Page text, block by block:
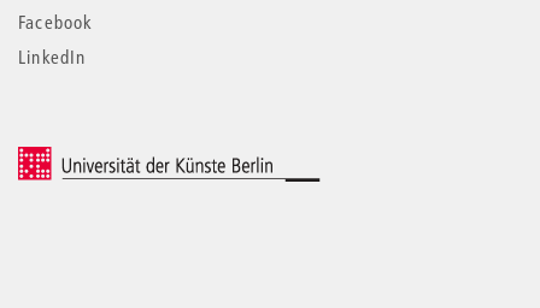
Facebook
LinkedIn
© 2026 Universität der Künste Berlin